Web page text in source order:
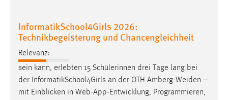
InformatikSchool4Girls 2026:
Technikbegeisterung und Chancengleichheit
Relevanz:
sein kann, erlebten 15 Schülerinnen drei Tage lang bei
der InformatikSchool4Girls an der OTH Amberg-Weiden –
mit Einblicken in Web-App-Entwicklung, Programmieren,